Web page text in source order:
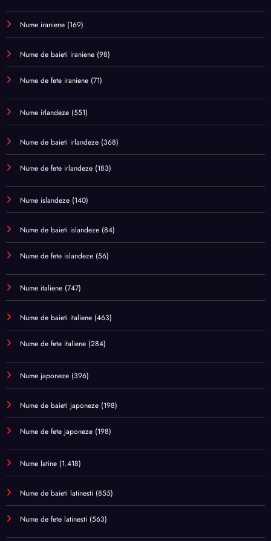
Nume iraniene (169)
Nume de baieti iraniene (98)
Nume de fete iraniene (71)
Nume irlandeze (551)
Nume de baieti irlandeze (368)
Nume de fete irlandeze (183)
Nume islandeze (140)
Nume de baieti islandeze (84)
Nume de fete islandeze (56)
Nume italiene (747)
Nume de baieti italiene (463)
Nume de fete italiene (284)
Nume japoneze (396)
Nume de baieti japoneze (198)
Nume de fete japoneze (198)
Nume latine (1.418)
Nume de baieti latinesti (855)
Nume de fete latinesti (563)